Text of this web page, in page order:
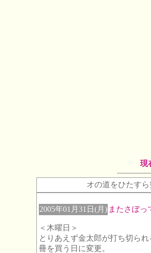
現
オの道をひたす
2005年01月31日(月) またさぼっ
＜木曜日＞
とりあえず金太郎が打ち切ら
冊を買う日に変更。